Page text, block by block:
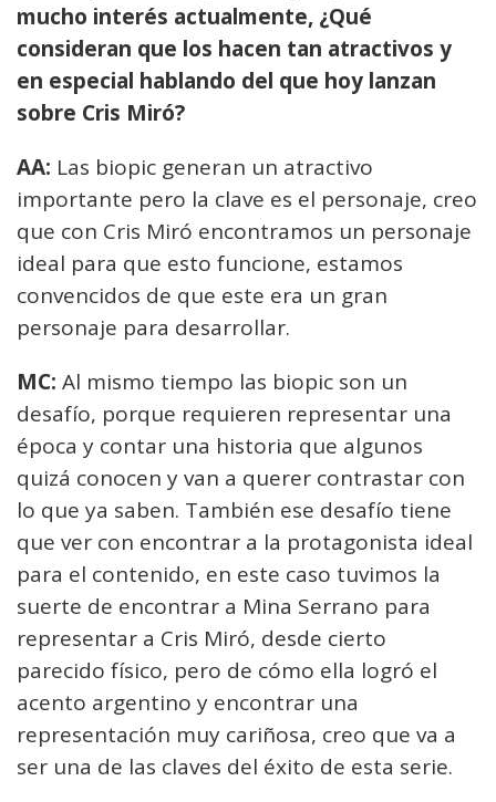
mucho interés actualmente, ¿Qué
consideran que los hacen tan atractivos y
en especial hablando del que hoy lanzan
sobre Cris Miró?
AA: Las biopic generan un atractivo
importante pero la clave es el personaje, creo
que con Cris Miró encontramos un personaje
ideal para que esto funcione, estamos
convencidos de que este era un gran
personaje para desarrollar.
MC: Al mismo tiempo las biopic son un
desafío, porque requieren representar una
época y contar una historia que algunos
quizá conocen y van a querer contrastar con
lo que ya saben. También ese desafío tiene
que ver con encontrar a la protagonista ideal
para el contenido, en este caso tuvimos la
suerte de encontrar a Mina Serrano para
representar a Cris Miró, desde cierto
parecido físico, pero de cómo ella logró el
acento argentino y encontrar una
representación muy cariñosa, creo que va a
ser una de las claves del éxito de esta serie.